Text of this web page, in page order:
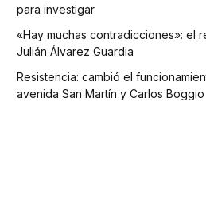
para investigar
«Hay muchas contradicciones»: el
Julián Álvarez Guardia
Resistencia: cambió el
avenida San Martín y Carlos Boggio